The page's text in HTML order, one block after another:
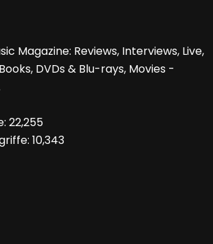
Magazine: Reviews, Interviews, Live,
DVDs & Blu-rays, Movies -
22,255
10,343